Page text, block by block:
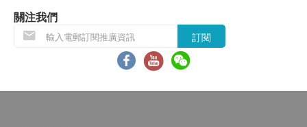
送貨費用：
道爾頓(香港)有限公司 產品滿HK$500 免費送
貨。由順豐速遞送貨上門 (工商或住宅地址均可，
亦可送至指定順豐站點或智能櫃)
關注我們
訂閱